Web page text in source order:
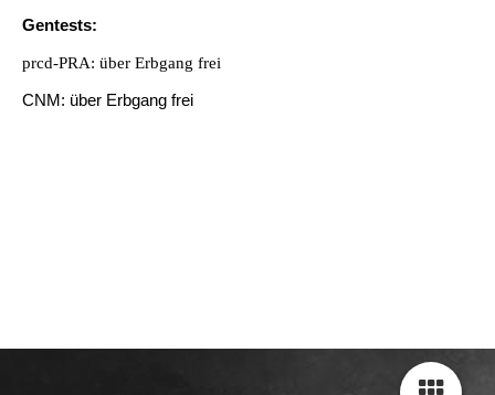
Gentests:
prcd-PRA: über Erbgang frei
CNM: über Erbgang frei